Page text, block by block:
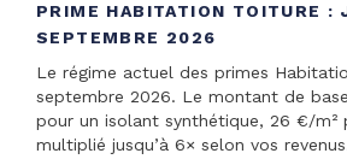
PRIME HABITATION TOITURE :
SEPTEMBRE 2026
Le régime actuel des primes
septembre 2026. Le montant de
pour un isolant synthétique, 26 €/m²
multiplié jusqu’à 6× selon vos